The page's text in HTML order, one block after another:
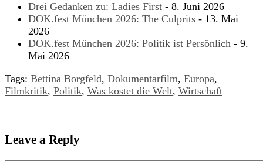
Drei Gedanken zu: Ladies First - 8. Juni 2026
DOK.fest München 2026: The Culprits - 13. Mai
2026
DOK.fest München 2026: Politik ist Persönlich - 9.
Mai 2026
Tags: Bettina Borgfeld, Dokumentarfilm, Europa,
Filmkritik, Politik, Was kostet die Welt, Wirtschaft
Leave a Reply